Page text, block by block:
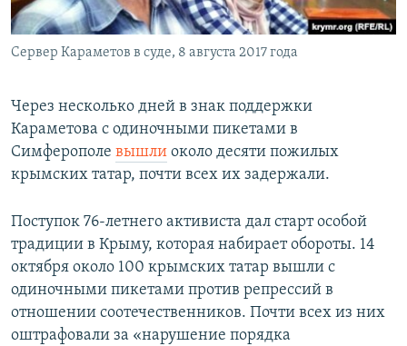
Сервер Караметов в суде, 8 августа 2017 года
Через несколько дней в знак поддержки
Караметова с одиночными пикетами в
Симферополе вышли около десяти пожилых
крымских татар, почти всех их задержали.
Поступок 76-летнего активиста дал старт особой
традиции в Крыму, которая набирает обороты. 14
октября около 100 крымских татар вышли с
одиночными пикетами против репрессий в
отношении соотечественников. Почти всех из них
оштрафовали за «нарушение порядка